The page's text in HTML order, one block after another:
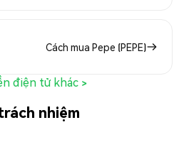
Cách mua Pepe (PEPE)
điện tử khác >
nhiệm